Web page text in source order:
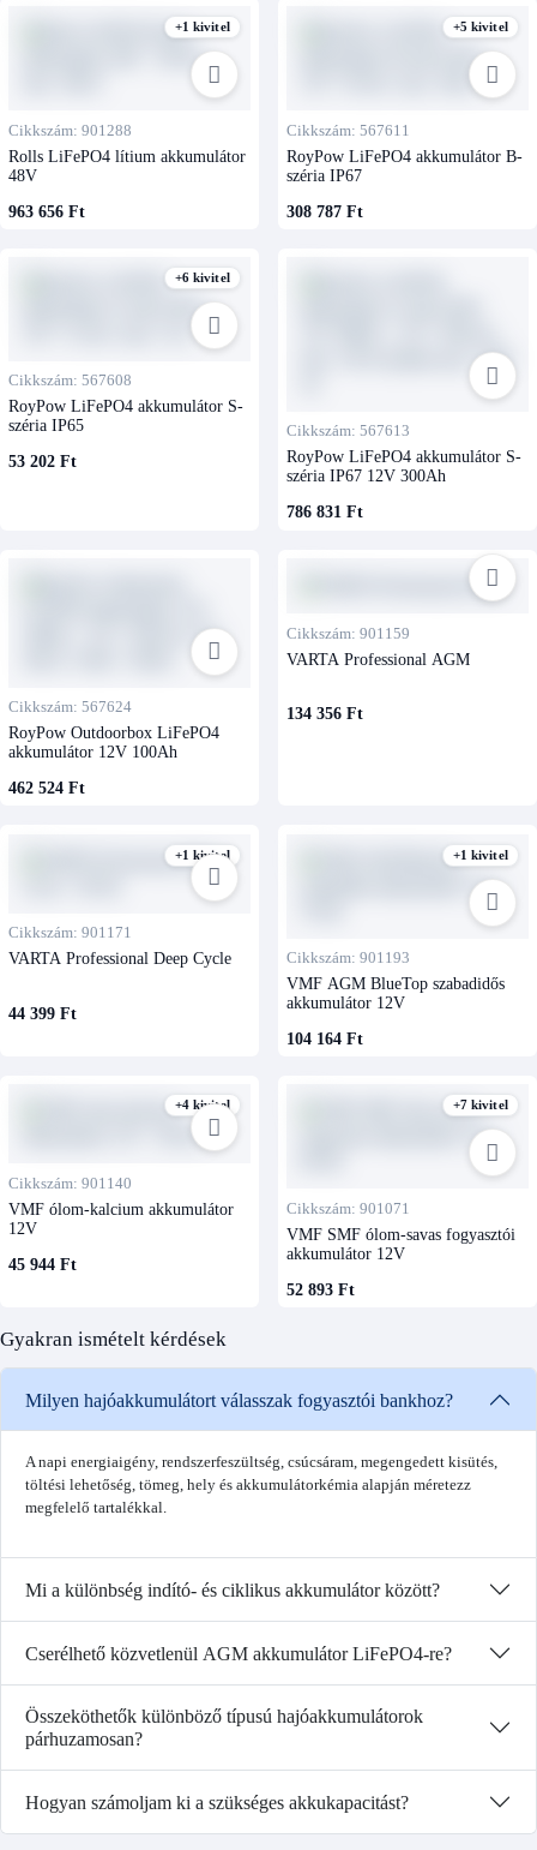
+1 kivitel
Cikkszám: 901288
Rolls LiFePO4 lítium akkumulátor
48V
963 656 Ft
+5 kivitel
Cikkszám: 567611
RoyPow LiFePO4 akkumulátor B-
széria IP67
308 787 Ft
+6 kivitel
Cikkszám: 567608
RoyPow LiFePO4 akkumulátor S-
széria IP65
53 202 Ft
Cikkszám: 567613
RoyPow LiFePO4 akkumulátor S-
széria IP67 12V 300Ah
786 831 Ft
Cikkszám: 567624
RoyPow Outdoorbox LiFePO4
akkumulátor 12V 100Ah
462 524 Ft
Cikkszám: 901159
VARTA Professional AGM
134 356 Ft
+1 kivitel
Cikkszám: 901171
VARTA Professional Deep Cycle
44 399 Ft
+1 kivitel
Cikkszám: 901193
VMF AGM BlueTop szabadidős
akkumulátor 12V
104 164 Ft
+4 kivitel
Cikkszám: 901140
VMF ólom-kalcium akkumulátor
12V
45 944 Ft
+7 kivitel
Cikkszám: 901071
VMF SMF ólom-savas fogyasztói
akkumulátor 12V
52 893 Ft
Gyakran ismételt kérdések
Milyen hajóakkumulátort válasszak fogyasztói bankhoz?
A napi energiaigény, rendszerfeszültség, csúcsáram, megengedett kisütés,
töltési lehetőség, tömeg, hely és akkumulátorkémia alapján méretezz
megfelelő tartalékkal.
Mi a különbség indító- és ciklikus akkumulátor között?
Cserélhető közvetlenül AGM akkumulátor LiFePO4-re?
Összeköthetők különböző típusú hajóakkumulátorok
párhuzamosan?
Hogyan számoljam ki a szükséges akkukapacitást?